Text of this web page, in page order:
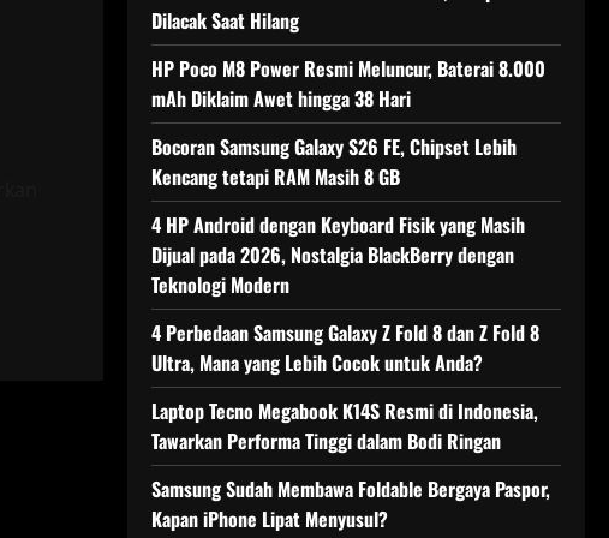
Dilacak Saat Hilang
HP Poco M8 Power Resmi Meluncur, Baterai 8.000
mAh Diklaim Awet hingga 38 Hari
Bocoran Samsung Galaxy S26 FE, Chipset Lebih
Kencang tetapi RAM Masih 8 GB
4 HP Android dengan Keyboard Fisik yang Masih
Dijual pada 2026, Nostalgia BlackBerry dengan
Teknologi Modern
4 Perbedaan Samsung Galaxy Z Fold 8 dan Z Fold 8
Ultra, Mana yang Lebih Cocok untuk Anda?
Laptop Tecno Megabook K14S Resmi di Indonesia,
Tawarkan Performa Tinggi dalam Bodi Ringan
Samsung Sudah Membawa Foldable Bergaya Paspor,
Kapan iPhone Lipat Menyusul?